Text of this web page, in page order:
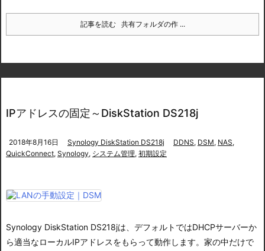
記事を読む 共有フォルダの作 ...
IPアドレスの固定～DiskStation DS218j
2018年8月16日 Synology DiskStation DS218j DDNS, DSM, NAS,
QuickConnect, Synology, システム管理, 初期設定
Synology DiskStation DS218jは、デフォルトではDHCPサーバーか
ら適当なローカルIPアドレスをもらって動作します。 家の中だけで